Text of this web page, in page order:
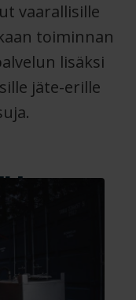
vaarallisille
toiminnan
lisäksi
jäte-erille